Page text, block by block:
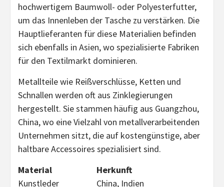
hochwertigem Baumwoll- oder Polyesterfutter,
um das Innenleben der Tasche zu verstärken. Die
Hauptlieferanten für diese Materialien befinden
sich ebenfalls in Asien, wo spezialisierte Fabriken
für den Textilmarkt dominieren.
Metallteile wie Reißverschlüsse, Ketten und
Schnallen werden oft aus Zinklegierungen
hergestellt. Sie stammen häufig aus Guangzhou,
China, wo eine Vielzahl von metallverarbeitenden
Unternehmen sitzt, die auf kostengünstige, aber
haltbare Accessoires spezialisiert sind.
Material
Herkunft
Kunstleder
China, Indien